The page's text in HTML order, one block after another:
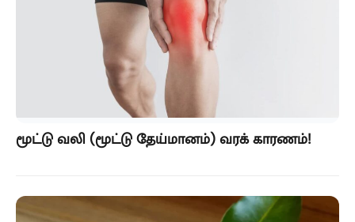
மூட்டு வலி (மூட்டு தேய்மானம்) வரக் காரணம்!